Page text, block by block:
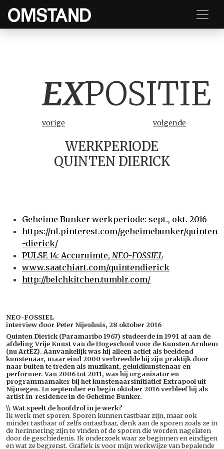
EXPOSITIE
vorige volgende
WERKPERIODE
QUINTEN DIERICK
Geheime Bunker werkperiode: sept., okt. 2016
https://nl.pinterest.com/geheimebunker/quinten
-dierick/
PULSE 14: Accuruimte, NEO-FOSSIEL
www.saatchiart.com/quintendierick
http://belchkitchen.tumblr.com/
NEO-FOSSIEL
interview door Peter Nijenhuis, 28 oktober 2016
Quinten Dierick (Paramaribo 1967) studeerde in 1991 af aan de
afdeling Vrije Kunst van de Hogeschool voor de Kunsten Arnhem
(nu ArtEZ). Aanvankelijk was hij alleen actief als beeldend
kunstenaar, maar eind 2000 verbreedde hij zijn praktijk door
naar buiten te treden als muzikant, geluidkunstenaar en
performer. Van 2006 tot 2011, was hij organisator en
programmamaker bij het kunstenaarsinitiatief Extrapool uit
Nijmegen. In september en begin oktober 2016 verbleef hij als
artist-in-residence in de Geheime Bunker.
\\ Wat speelt de hoofdrol in je werk?
Ik werk met sporen. Sporen kunnen tastbaar zijn, maar ook
minder tastbaar of zelfs ontastbaar, denk aan de sporen zoals ze in
de herinnering zijn te vinden of de sporen die worden nagelaten
door de geschiedenis. Ik onderzoek waar ze beginnen en eindigen
en wat ze begrenst. Grafiek is voor mijn werkwijze van bepalende